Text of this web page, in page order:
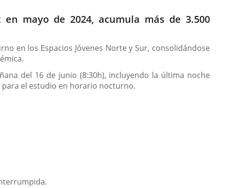
mayo de 2024, acumula más de 3.500
en los Espacios Jóvenes Norte y Sur, consolidándose
del 16 de junio (8:30h), incluyendo la última noche
para el estudio en horario nocturno.